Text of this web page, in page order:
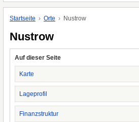
Startseite Orte Nustrow
Nustrow
Auf dieser Seite
Karte
Lageprofil
Finanzstruktur